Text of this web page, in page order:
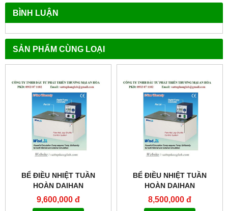
BÌNH LUẬN
SẢN PHẨM CÙNG LOẠI
BỂ ĐIỀU NHIỆT TUẦN
HOÀN DAIHAN
MODEL:WCB-22
9,600,000 đ
BỂ ĐIỀU NHIỆT TUẦN
HOÀN DAIHAN
MODEL:WCB-6
8,500,000 đ